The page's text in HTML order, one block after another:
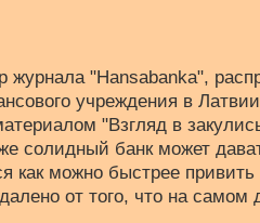
журнала "Hansabanka",
учреждения в
"Взгляд в
солидный банк может
как можно быстрее
от того, что на